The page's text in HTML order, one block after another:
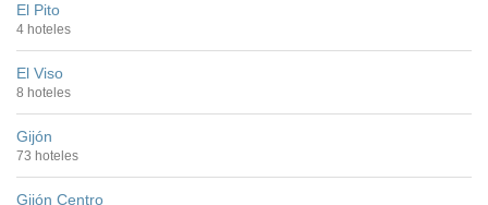
El Pito
4 hoteles
El Viso
8 hoteles
Gijón
73 hoteles
Gijón Centro